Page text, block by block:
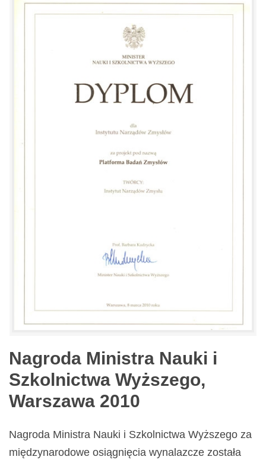
Nagroda Ministra Nauki i
Szkolnictwa Wyższego,
Warszawa 2010
Nagroda Ministra Nauki i Szkolnictwa Wyższego za
międzynarodowe osiągnięcia wynalazcze została